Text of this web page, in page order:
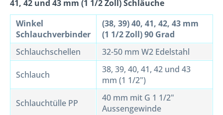
41, 42 und 43 mm (1 1/2 Zoll) Schläuche
Winkel
Schlauchverbinder
(38, 39) 40, 41, 42, 43 mm
(1 1/2 Zoll) 90 Grad
Schlauchschellen
32-50 mm W2 Edelstahl
Schlauch
38, 39, 40, 41, 42 und 43
mm (1 1/2")
Schlauchtülle PP
40 mm mit G 1 1/2"
Aussengewinde